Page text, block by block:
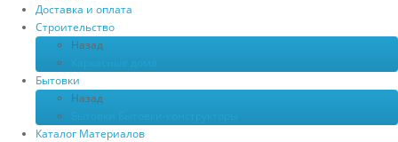
Доставка и оплата
Строительство
Назад
Бытовки
Назад
Каталог Материалов